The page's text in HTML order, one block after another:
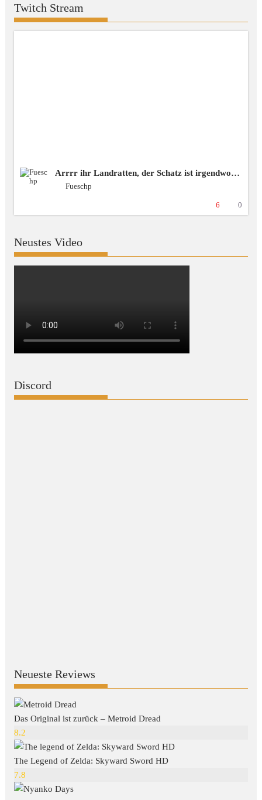
Twitch Stream
Arrrr ihr Landratten, der Schatz ist irgendwo da draussen! ❗️spende❗️blubbercast❗️Discord ❗️BSG [+18 GER]
Fueschp
6 0
Neustes Video
Discord
Neueste Reviews
Das Original ist zurück – Metroid Dread
8.2
The Legend of Zelda: Skyward Sword HD
7.8